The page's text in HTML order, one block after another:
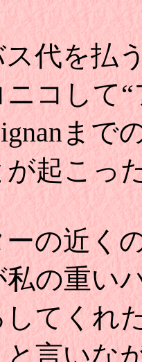
代を払
コして
ま
起こっ
の近く
の重い
てくれ
言いな